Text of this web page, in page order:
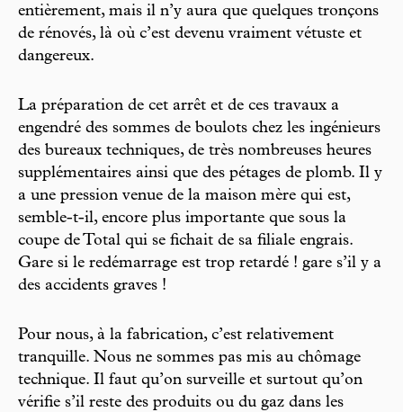
entièrement, mais il n’y aura que quelques tronçons
de rénovés, là où c’est devenu vraiment vétuste et
dangereux.
La préparation de cet arrêt et de ces travaux a
engendré des sommes de boulots chez les ingénieurs
des bureaux techniques, de très nombreuses heures
supplémentaires ainsi que des pétages de plomb. Il y
a une pression venue de la maison mère qui est,
semble-t-il, encore plus importante que sous la
coupe de Total qui se fichait de sa filiale engrais.
Gare si le redémarrage est trop retardé ! gare s’il y a
des accidents graves !
Pour nous, à la fabrication, c’est relativement
tranquille. Nous ne sommes pas mis au chômage
technique. Il faut qu’on surveille et surtout qu’on
vérifie s’il reste des produits ou du gaz dans les